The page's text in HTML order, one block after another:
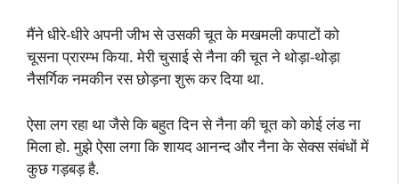
मैंने धीरे-धीरे अपनी जीभ से उसकी चूत के मखमली कपाटों को
चूसना प्रारम्भ किया. मेरी चुसाई से नैना की चूत ने थोड़ा-थोड़ा
नैसर्गिक नमकीन रस छोड़ना शुरू कर दिया था.
ऐसा लग रहा था जैसे कि बहुत दिन से नैना की चूत को कोई लंड ना
मिला हो. मुझे ऐसा लगा कि शायद आनन्द और नैना के सेक्स संबंधों में
कुछ गड़बड़ है.